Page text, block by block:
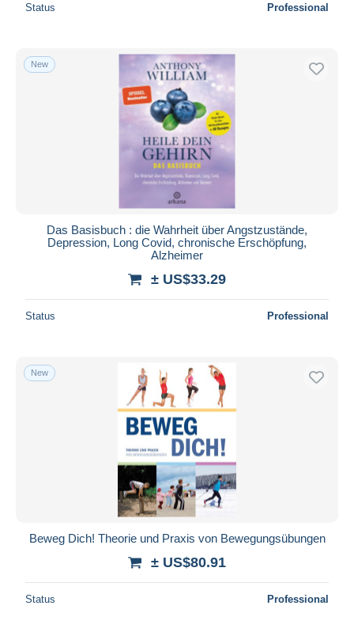
Status Professional
New
Das Basisbuch : die Wahrheit über Angstzustände,
Depression, Long Covid, chronische Erschöpfung,
Alzheimer
± US$33.29
Status Professional
New
Beweg Dich! Theorie und Praxis von Bewegungsübungen
± US$80.91
Status Professional